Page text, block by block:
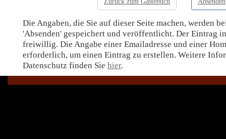
Die Angaben, die Sie auf dieser Seite machen, werden
'Absenden' gespeichert und veröffentlicht. Der Eintrag
freiwillig. Die Angabe einer Emailadresse und einer
erforderlich, um einen Eintrag zu erstellen. Weitere
Datenschutz finden Sie hier.